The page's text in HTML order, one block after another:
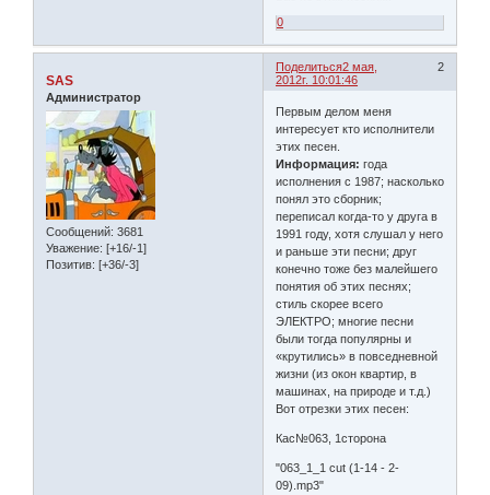
0
Поделиться 2
2 мая,
2012г. 10:01:46
SAS
Администратор
Сообщений: 3681
Уважение: [+16/-1]
Позитив: [+36/-3]
Первым делом меня
интересует кто исполнители
этих песен.
Информация:года
исполнения с 1987; насколько
понял это сборник;
переписал когда-то у друга в
1991 году, хотя слушал у него
и раньше эти песни; друг
конечно тоже без малейшего
понятия об этих песнях;
стиль скорее всего
ЭЛЕКТРО; многие песни
были тогда популярны и
«крутились» в повседневной
жизни (из окон квартир, в
машинах, на природе и т.д.)
Вот отрезки этих песен:
Кас№063, 1сторона
"063_1_1 cut (1-14 - 2-
09).mp3"